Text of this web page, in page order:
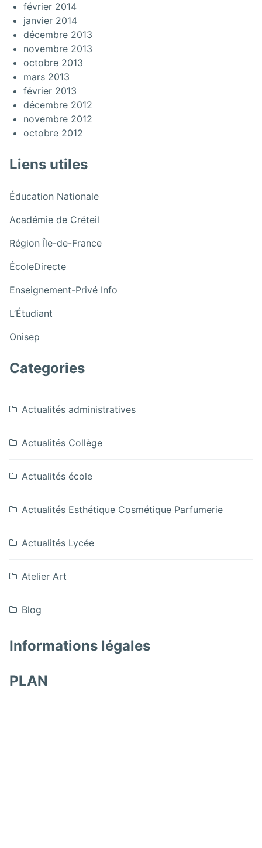
février 2014
janvier 2014
décembre 2013
novembre 2013
octobre 2013
mars 2013
février 2013
décembre 2012
novembre 2012
octobre 2012
Liens utiles
Éducation Nationale:
de
Académie de Créteil
de
16/12
Région Île-de-France:
Noël
ÉcoleDirecte:
de
Enseignement-Privé Info
L’Étudiant
du
Onisep
de
Noël
16/12
Categories
Actualités administratives
Actualités Collège
Actualités école
Actualités Esthétique Cosmétique Parfumerie
Actualités Lycée
Atelier Art
Blog
Informations légales
PLAN